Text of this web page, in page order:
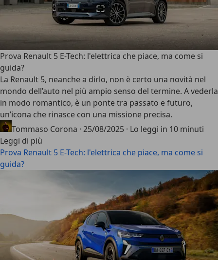
Prova Renault 5 E-Tech: l'elettrica che piace, ma come si
guida?
La Renault 5, neanche a dirlo, non è certo una novità nel
mondo dell’auto nel più ampio senso del termine. A vederla
in modo romantico, è un ponte tra passato e futuro,
un’icona che rinasce con una missione precisa.
Tommaso Corona · 25/08/2025 · Lo leggi in 10 minuti
Leggi di più
Prova Renault 5 E-Tech: l'elettrica che piace, ma come si
guida?